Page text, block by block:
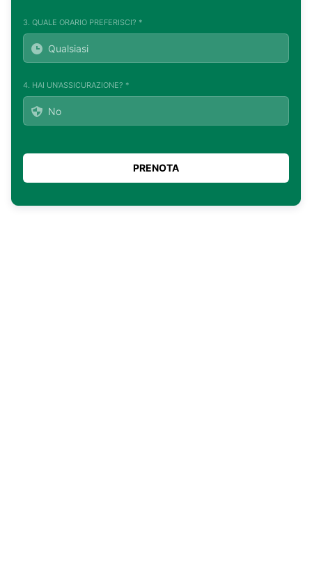
3. QUALE ORARIO PREFERISCI? *
4. HAI UN'ASSICURAZIONE? *